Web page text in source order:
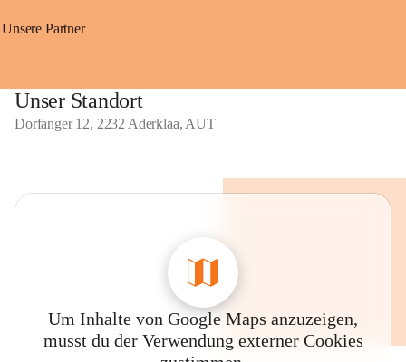
Unsere Partner
Unser Standort
Dorfanger 12, 2232 Aderklaa, AUT
Um Inhalte von Google Maps anzuzeigen,
musst du der Verwendung externer Cookies